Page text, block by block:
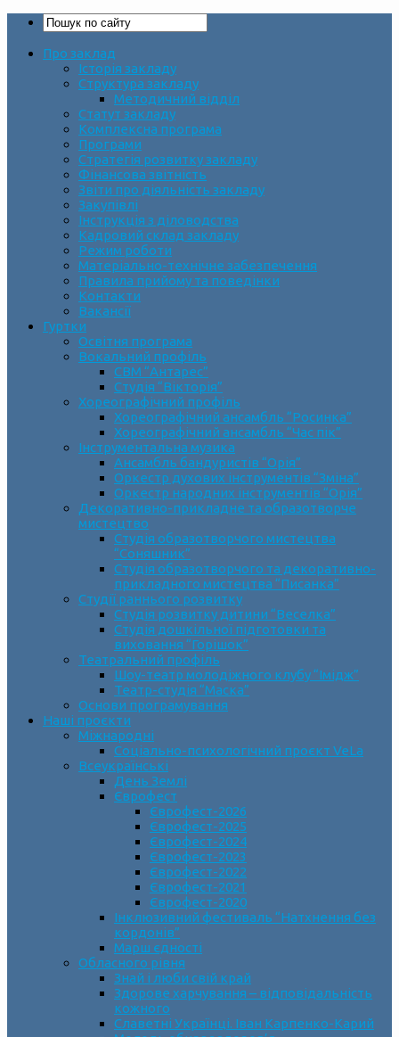
Про заклад
Історія закладу
Структура закладу
Методичний відділ
Статут закладу
Комплексна програма
Програми
Стратегія розвитку закладу
Фінансова звітність
Звіти про діяльність закладу
Закупівлі
Інструкція з діловодства
Кадровий склад закладу
Режим роботи
Матеріально-технічне забезпечення
Правила прийому та поведінки
Контакти
Вакансії
Гуртки
Освітня програма
Вокальний профіль
СВМ “Антарес”
Студія “Вікторія”
Хореографічний профіль
Хореографічний ансамбль “Росинка”
Хореографічний ансамбль “Час пік”
Інструментальна музика
Ансамбль бандуристів “Орія”
Оркестр духових інструментів “Зміна”
Оркестр народних інструментів “Орія”
Декоративно-прикладне та образотворче
мистецтво
Cтудія образотворчого мистецтва
“Соняшник”
Студія образотворчого та декоративно-
прикладного мистецтва “Писанка”
Студії раннього розвитку
Студія розвитку дитини “Веселка”
Студія дошкільної підготовки та
виховання “Горішок”
Театральний профіль
Шоу-театр молодіжного клубу “Імідж”
Театр-студія “Маска”
Основи програмування
Наші проєкти
Міжнародні
Соціально-психологічний проєкт VeLa
Всеукраїнські
День Землі
Єврофест
Єврофест-2026
Єврофест-2025
Єврофест-2024
Єврофест-2023
Єврофест-2022
Єврофест-2021
Єврофест-2020
Інклюзивний фестиваль “Натхнення без
кордонів”
Марш єдності
Обласного рівня
Знай і люби свій край
Здорове харчування – відповідальність
кожного
Славетні Українці. Іван Карпенко-Карий